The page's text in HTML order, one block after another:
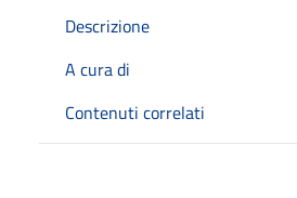
Descrizione
A cura di
Contenuti correlati